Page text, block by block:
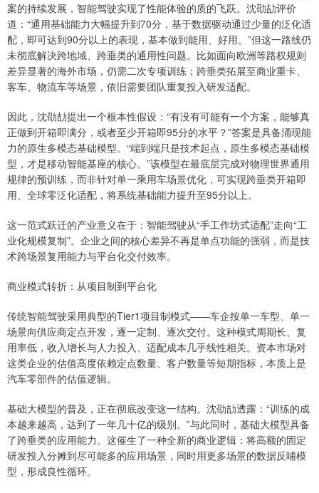
案的持续发展，智能驾驶实现了性能体验的质的飞跃。沈劭劼评价
道：“通用基础能力大幅提升到70分，基于数据驱动通过少量的泛化适
配，即可达到90分以上的表现，基本做到能用、好用。”但这一路线仍
未彻底解决跨地域、跨垂类的通用性问题。比如面向欧洲等路权规则
差异显著的海外市场，仍需二次专项训练；跨垂类拓展至商业重卡、
客车、物流车等场景，依旧需要团队重复投入研发适配。
因此，沈劭劼提出一个根本性假设：“有没有可能有一个方案，能够真
正做到开箱即满分，或者至少开箱即95分的水平？”答案是具备涌现能
力的原生多模态基础模型。“端到端只是技术起点，原生多模态基础模
型，才是移动智能基座的核心。”该模型在最底层完成对物理世界通用
规律的预训练，而非针对单一乘用车场景优化，可实现跨垂类开箱即
用、全球零泛化适配，将系统基础能力提升至95分以上。
这一范式跃迁的产业意义在于：智能驾驶从“手工作坊式适配”走向“工
业化规模复制”。企业之间的核心差异不再是单点功能的强弱，而是技
术跨场景复用能力与平台化交付效率。
商业模式转折：从项目制到平台化
传统智能驾驶采用典型的Tier1项目制模式——车企按单一车型、单一
场景向供应商定点开发，逐一定制、逐次交付。这种模式周期长、复
用率低，收入增长与人力投入、适配成本几乎线性相关。资本市场对
这类企业的估值高度依赖定点数量、客户数量等短期指标，本质上是
汽车零部件的估值逻辑。
基础大模型的普及，正在彻底改变这一结构。沈劭劼透露：“训练的成
本越来越高，达到了一年几十亿的级别。”与此同时，基础大模型具备
了跨垂类的应用能力。这催生了一种全新的商业逻辑：将高额的固定
研发投入分摊到尽可能多的应用场景，同时用更多场景的数据反哺模
型，形成良性循环。